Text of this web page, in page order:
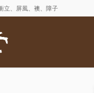
立、屏風、襖、障子